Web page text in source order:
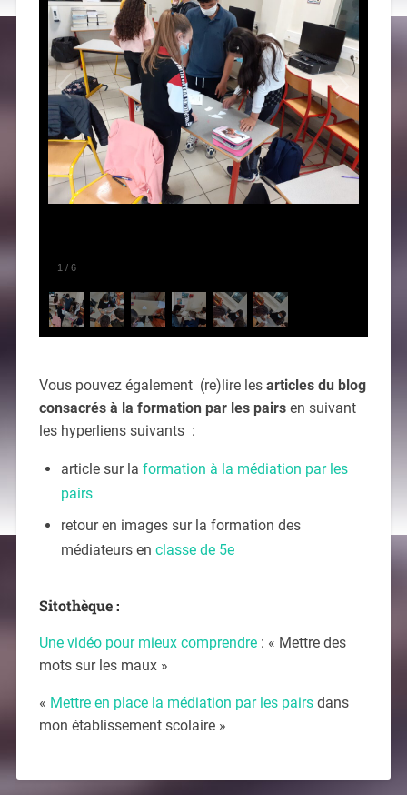
1 / 6
Vous pouvez également (re)lire les articles du blog
consacrés à la formation par les pairsen suivant
les hyperliens suivants :
article sur la formation à la médiation par les
pairs
retour en images sur la formation des
médiateurs en classe de 5e
Sitothèque :
Une vidéo pour mieux comprendre: « Mettre des
mots sur les maux »
« Mettre en place la médiation par les pairsdans
mon établissement scolaire »